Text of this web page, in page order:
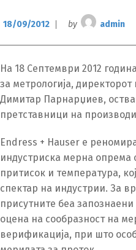
18/09/2012 by admin
На 18 Септември 2012
за метрологија,
Димитар Парнарџиев,
претставници на
Endress + Hauser е
индустриска мерна опрема
притисок и температура,
спектар на индустрии. За
присутните беа
оцена на сообразност на
верификација, при што
Switch